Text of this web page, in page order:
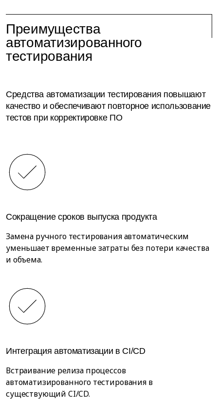
Преимущества
автоматизированного
тестирования
Средства автоматизации тестирования повышают
качество и обеспечивают повторное использование
тестов при корректировке ПО
Сокращение сроков выпуска продукта
Замена ручного тестирования автоматическим
уменьшает временные затраты без потери качества
и объема.
Интеграция автоматизации в CI/CD
Встраивание релиза процессов
автоматизированного тестирования в
существующий CI/CD.